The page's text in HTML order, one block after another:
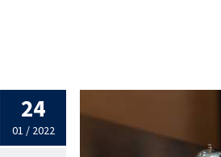
24
01 / 2022